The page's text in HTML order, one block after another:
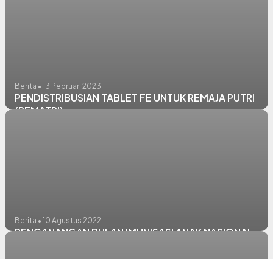
Berita • 13 Pebruari 2023
PENDISTRIBUSIAN TABLET FE UNTUK REMAJA PUTRI
(REMATRI)
Berita • 10 Agustus 2022
PENCANANGAN BULAN IMUNISASI ANAK NASIONAL